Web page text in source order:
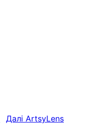
Далі ArtsyLens